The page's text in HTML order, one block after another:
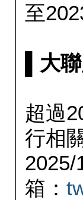
至
▌大
超過
行相
2025/
箱：